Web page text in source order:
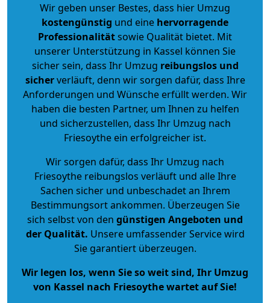
Wir geben unser Bestes, dass hier Umzug
kostengünstig und eine hervorragende
Professionalitätsowie Qualität bietet. Mit
unserer Unterstützung in Kassel können Sie
sicher sein, dass Ihr Umzug reibungslos und
sicherverläuft, denn wir sorgen dafür, dass Ihre
Anforderungen und Wünsche erfüllt werden. Wir
haben die besten Partner, um Ihnen zu helfen
und sicherzustellen, dass Ihr Umzug nach
Friesoythe ein erfolgreicher ist.
Wir sorgen dafür, dass Ihr Umzug nach
Friesoythe reibungslos verläuft und alle Ihre
Sachen sicher und unbeschadet an Ihrem
Bestimmungsort ankommen. Überzeugen Sie
sich selbst von den günstigen Angeboten und
der Qualität. Unsere umfassender Service wird
Sie garantiert überzeugen.
Wir legen los, wenn Sie so weit sind, Ihr Umzug
von Kassel nach Friesoythe wartet auf Sie!